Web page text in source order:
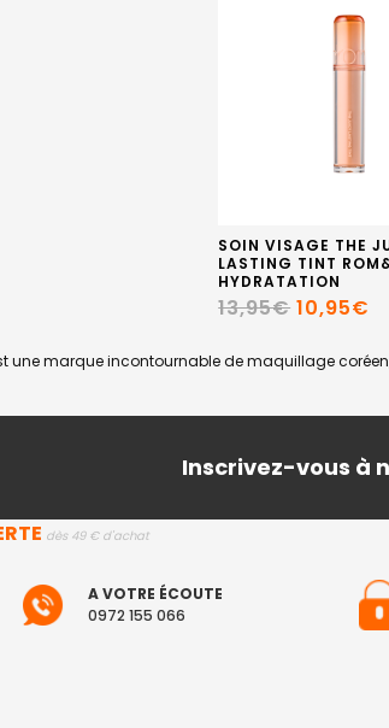
SOIN VISAGE THE
LASTING TINT
HYDRATATION
13,95€ 10,95€
une marque incontournable de maquillage
Inscrivez-vous à
dès 49 € d'achat
A VOTRE ÉCOUTE
0972 155 066